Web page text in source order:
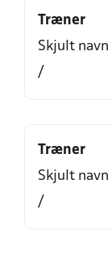
Træner
Skjult navn
/
Træner
Skjult navn
/